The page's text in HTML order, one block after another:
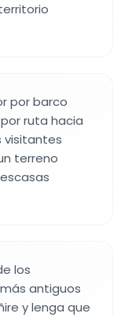
por barco
ruta hacia
visitantes
terreno
los
antiguos
y lenga que